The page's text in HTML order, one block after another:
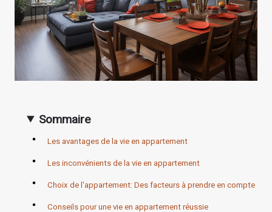
Sommaire
Les avantages de la vie en appartement
Les inconvénients de la vie en appartement
Choix de l'appartement: Des facteurs à prendre en compte
Conseils pour une vie en appartement réussie